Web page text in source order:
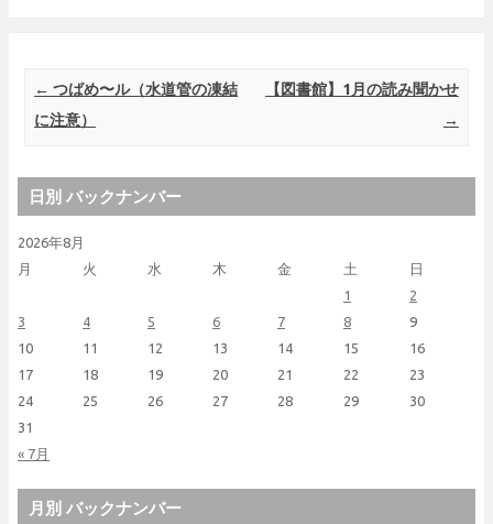
Post navigation
← つばめ〜ル（水道管の凍結
に注意）
【図書館】1月の読み聞かせ
→
日別 バックナンバー
2026年8月
月
火 水 木 金 土 日
« 7月
1
2
3
4 5 6 7 8
9
10
11 12 13 14 15
16
17
18 19 20 21 22
23
24
25 26 27 28 29
30
31
月別 バックナンバー